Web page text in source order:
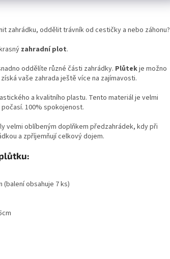
zahrádku, oddělit trávník od cestičky a nebo záhonu?
zahradní plot.
oddělíte různé části zahrádky. Plůtekje možno
vaše zahrada ještě více na zajímavosti.
a kvalitního plastu. Tento materiál je velmi
100% spokojenost.
velmi oblíbeným doplňkem předzahrádek, kdy při
a zpříjemňují celkový dojem.
(balení obsahuje 7 ks)